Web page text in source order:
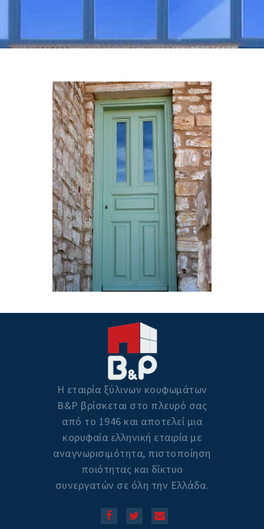
Η εταιρία ξύλινων κουφωμάτων
Β&P βρίσκεται στο πλευρό σας
από το 1946 και αποτελεί μια
κορυφαία ελληνική εταιρία με
αναγνωρισιμότητα, πιστοποίηση
ποιότητας και δίκτυο
συνεργατών σε όλη την Ελλάδα.